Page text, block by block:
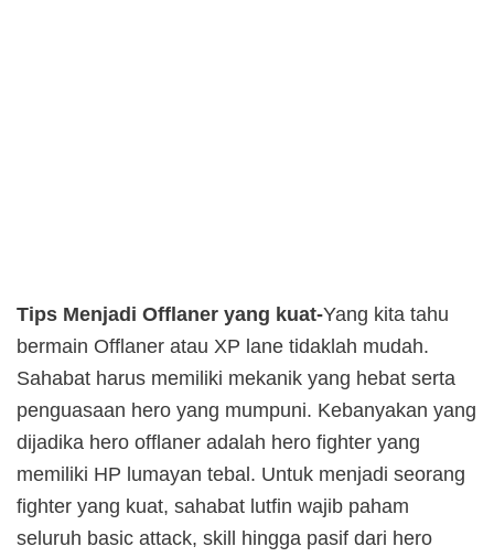
Tips Menjadi Offlaner yang kuat-Yang kita tahu
bermain Offlaner atau XP lane tidaklah mudah.
Sahabat harus memiliki mekanik yang hebat serta
penguasaan hero yang mumpuni. Kebanyakan yang
dijadika hero offlaner adalah hero fighter yang
memiliki HP lumayan tebal. Untuk menjadi seorang
fighter yang kuat, sahabat lutfin wajib paham
seluruh basic attack, skill hingga pasif dari hero